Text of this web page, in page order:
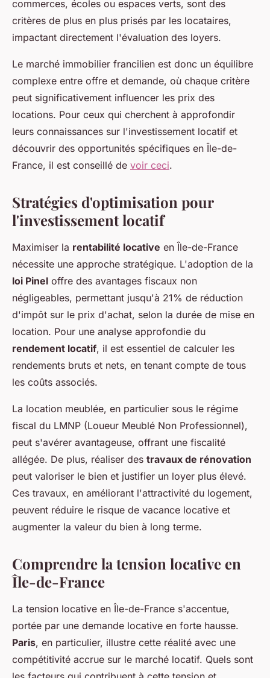
commerces, écoles ou espaces verts, sont des
critères de plus en plus prisés par les locataires,
impactant directement l'évaluation des loyers.
Le marché immobilier francilien est donc un équilibre
complexe entre offre et demande, où chaque critère
peut significativement influencer les prix des
locations. Pour ceux qui cherchent à approfondir
leurs connaissances sur l'investissement locatif et
découvrir des opportunités spécifiques en Île-de-
France, il est conseillé de voir ceci.
Stratégies d'optimisation pour
l'investissement locatif
Maximiser la rentabilité locative en Île-de-France
nécessite une approche stratégique. L'adoption de la
loi Pinel offre des avantages fiscaux non
négligeables, permettant jusqu'à 21% de réduction
d'impôt sur le prix d'achat, selon la durée de mise en
location. Pour une analyse approfondie du
rendement locatif, il est essentiel de calculer les
rendements bruts et nets, en tenant compte de tous
les coûts associés.
La location meublée, en particulier sous le régime
fiscal du LMNP (Loueur Meublé Non Professionnel),
peut s'avérer avantageuse, offrant une fiscalité
allégée. De plus, réaliser des travaux de rénovation
peut valoriser le bien et justifier un loyer plus élevé.
Ces travaux, en améliorant l'attractivité du logement,
peuvent réduire le risque de vacance locative et
augmenter la valeur du bien à long terme.
Comprendre la tension locative en
Île-de-France
La tension locative en Île-de-France s'accentue,
portée par une demande locative en forte hausse.
Paris, en particulier, illustre cette réalité avec une
compétitivité accrue sur le marché locatif. Quels sont